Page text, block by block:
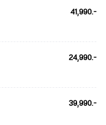
41,990.-
24,990.-
39,990.-